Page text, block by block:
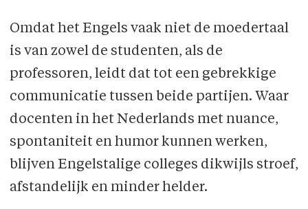
Omdat het Engels vaak niet de moedertaal
is van zowel de studenten, als de
professoren, leidt dat tot een gebrekkige
communicatie tussen beide partijen. Waar
docenten in het Nederlands met nuance,
spontaniteit en humor kunnen werken,
blijven Engelstalige colleges dikwijls stroef,
afstandelijk en minder helder.